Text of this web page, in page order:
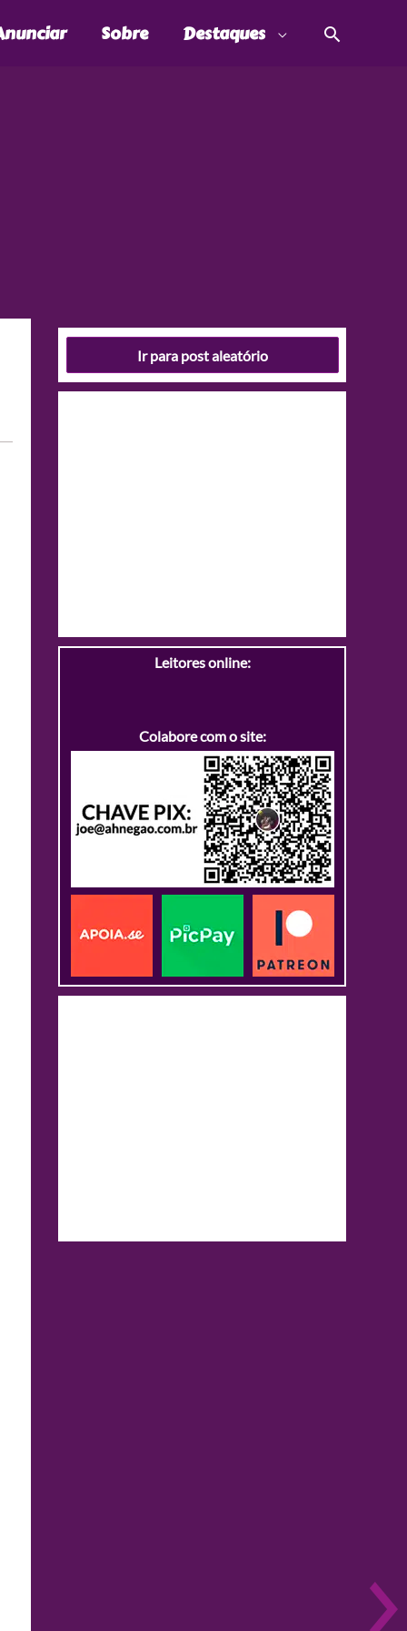
Sobre Destaques
Ir para post aleatório
Leitores online:
Colabore com o site: